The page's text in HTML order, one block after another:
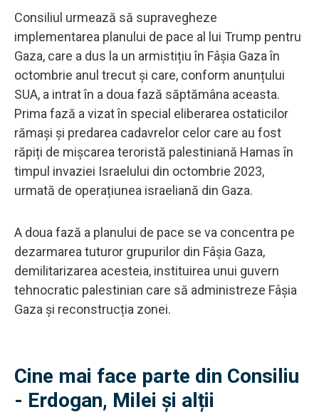
Consiliul urmează să supravegheze
implementarea planului de pace al lui Trump pentru
Gaza, care a dus la un armistițiu în Fâșia Gaza în
octombrie anul trecut și care, conform anunțului
SUA, a intrat în a doua fază săptămâna aceasta.
Prima fază a vizat în special eliberarea ostaticilor
rămași și predarea cadavrelor celor care au fost
răpiți de mișcarea teroristă palestiniană Hamas în
timpul invaziei Israelului din octombrie 2023,
urmată de operațiunea israeliană din Gaza.
A doua fază a planului de pace se va concentra pe
dezarmarea tuturor grupurilor din Fâșia Gaza,
demilitarizarea acesteia, instituirea unui guvern
tehnocratic palestinian care să administreze Fâșia
Gaza și reconstrucția zonei.
Cine mai face parte din Consiliu
- Erdogan, Milei și alții